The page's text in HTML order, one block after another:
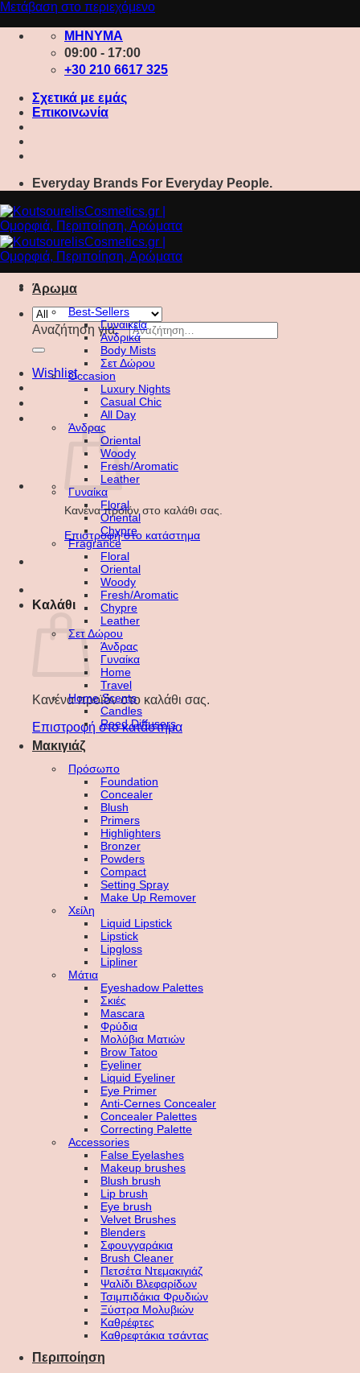
Μετάβαση στο περιεχόμενο
ΜΗΝΥΜΑ
09:00 - 17:00
+30 210 6617 325
Σχετικά με εμάς
Επικοινωνία
Everyday Brands For Everyday People.
Αναζήτηση για:
Wishlist
Κανένα προϊόν στο καλάθι σας.
Επιστροφή στο κατάστημα
Καλάθι
Κανένα προϊόν στο καλάθι σας.
Επιστροφή στο κατάστημα
Άρωμα
Best-Sellers
Γυναικεία
Ανδρικά
Body Mists
Σετ Δώρου
Occasion
Luxury Nights
Casual Chic
All Day
Άνδρας
Oriental
Woody
Fresh/Aromatic
Leather
Γυναίκα
Floral
Oriental
Chypre
Fragrance
Floral
Oriental
Woody
Fresh/Aromatic
Chypre
Leather
Σετ Δώρου
Άνδρας
Γυναίκα
Home
Travel
Home Scents
Candles
Reed Diffusers
Μακιγιάζ
Πρόσωπο
Foundation
Concealer
Blush
Primers
Highlighters
Bronzer
Powders
Compact
Setting Spray
Make Up Remover
Χείλη
Liquid Lipstick
Lipstick
Lipgloss
Lipliner
Μάτια
Eyeshadow Palettes
Σκιές
Mascara
Φρύδια
Μολύβια Ματιών
Brow Tatoo
Eyeliner
Liquid Eyeliner
Eye Primer
Anti-Cernes Concealer
Concealer Palettes
Correcting Palette
Accessories
False Eyelashes
Makeup brushes
Blush brush
Lip brush
Eye brush
Velvet Brushes
Blenders
Σφουγγαράκια
Brush Cleaner
Πετσέτα Ντεμακιγιάζ
Ψαλίδι Βλεφαρίδων
Τσιμπιδάκια Φρυδιών
Ξύστρα Μολυβιών
Καθρέφτες
Καθρεφτάκια τσάντας
Περιποίηση